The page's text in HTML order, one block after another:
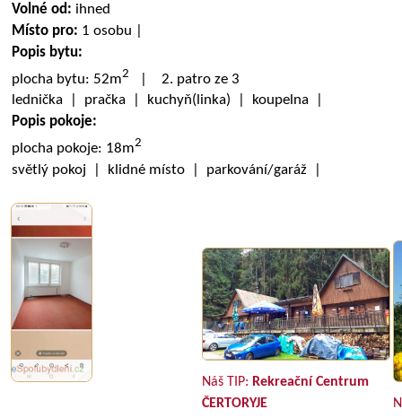
Volné od: ihned
Místo pro: 1 osobu |
Popis bytu:
plocha bytu: 52m2
| 2. patro ze 3
lednička | pračka | kuchyň(linka) | koupelna |
Popis pokoje:
plocha pokoje: 18m2
světlý pokoj | klidné místo | parkování/garáž |
Náš TIP: Rekreační Centrum
ČERTORYJE